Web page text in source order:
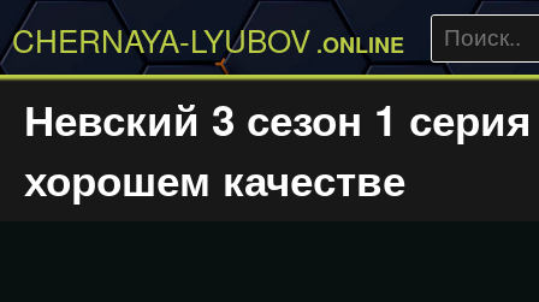
CHERNAYA-LYUBOV .ONLINE
Невский 3 сезон 1
хорошем качестве